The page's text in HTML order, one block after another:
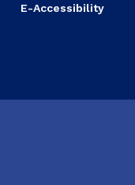
E-Accessibility